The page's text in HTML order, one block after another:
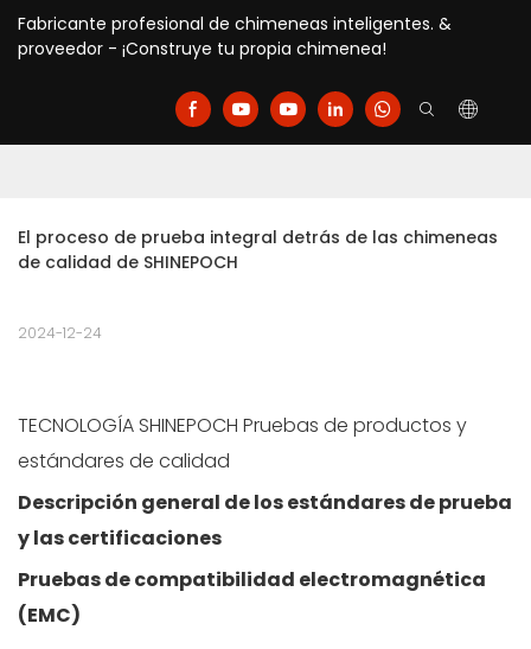
Fabricante profesional de chimeneas inteligentes. &
proveedor - ¡Construye tu propia chimenea!
El proceso de prueba integral detrás de las chimeneas
de calidad de SHINEPOCH
2024-12-24
TECNOLOGÍA SHINEPOCH Pruebas de productos y
estándares de calidad
Descripción general de los estándares de prueba
y las certificaciones
Pruebas de compatibilidad electromagnética
(EMC)